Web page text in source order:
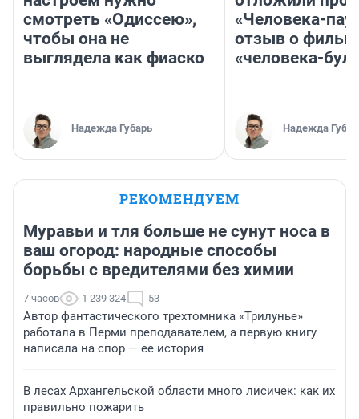
смотреть «Одиссею»,
чтобы она не
выглядела как фиаско
Надежда Губарь
«Человека-
отзыв о
«человека-
Надежда
РЕКОМЕНДУЕМ
Муравьи и тля больше не сунут носа в
ваш огород: народные способы
борьбы с вредителями без химии
7 часов 1 239 324 53
Автор фантастического трехтомника «Трилунье»
работала в Перми преподавателем, а первую книгу
написала на спор — ее история
В лесах Архангельской области много лисичек: как их
правильно пожарить